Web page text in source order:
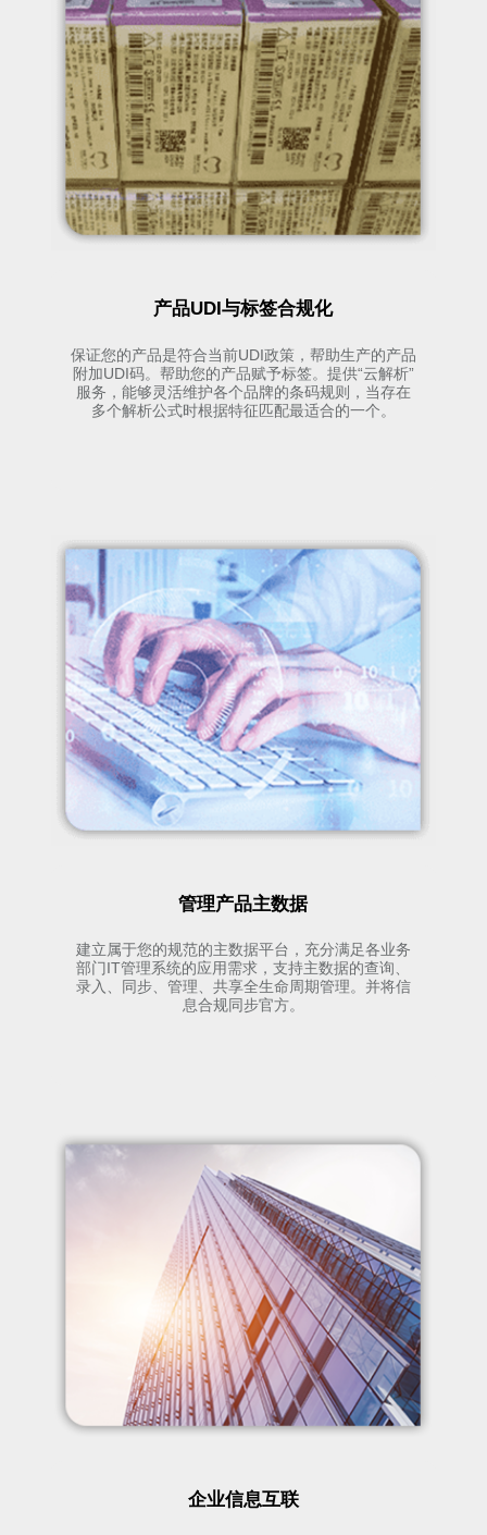
产品UDI与标签合规化
保证您的产品是符合当前UDI政策，帮助生产的产品
附加UDI码。帮助您的产品赋予标签。提供“云解析”
服务，能够灵活维护各个品牌的条码规则，当存在
多个解析公式时根据特征匹配最适合的一个。
管理产品主数据
建立属于您的规范的主数据平台，充分满足各业务
部门IT管理系统的应用需求，支持主数据的查询、
录入、同步、管理、共享全生命周期管理。并将信
息合规同步官方。
企业信息互联